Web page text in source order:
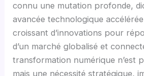
connu une mutation profonde,
avancée technologique
croissant d’innovations pour
d’un marché globalisé et
transformation numérique n’est
mais une nécessité stratégique,